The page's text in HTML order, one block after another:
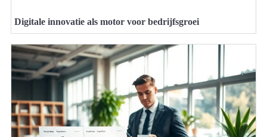
Digitale innovatie als motor voor bedrijfsgroei